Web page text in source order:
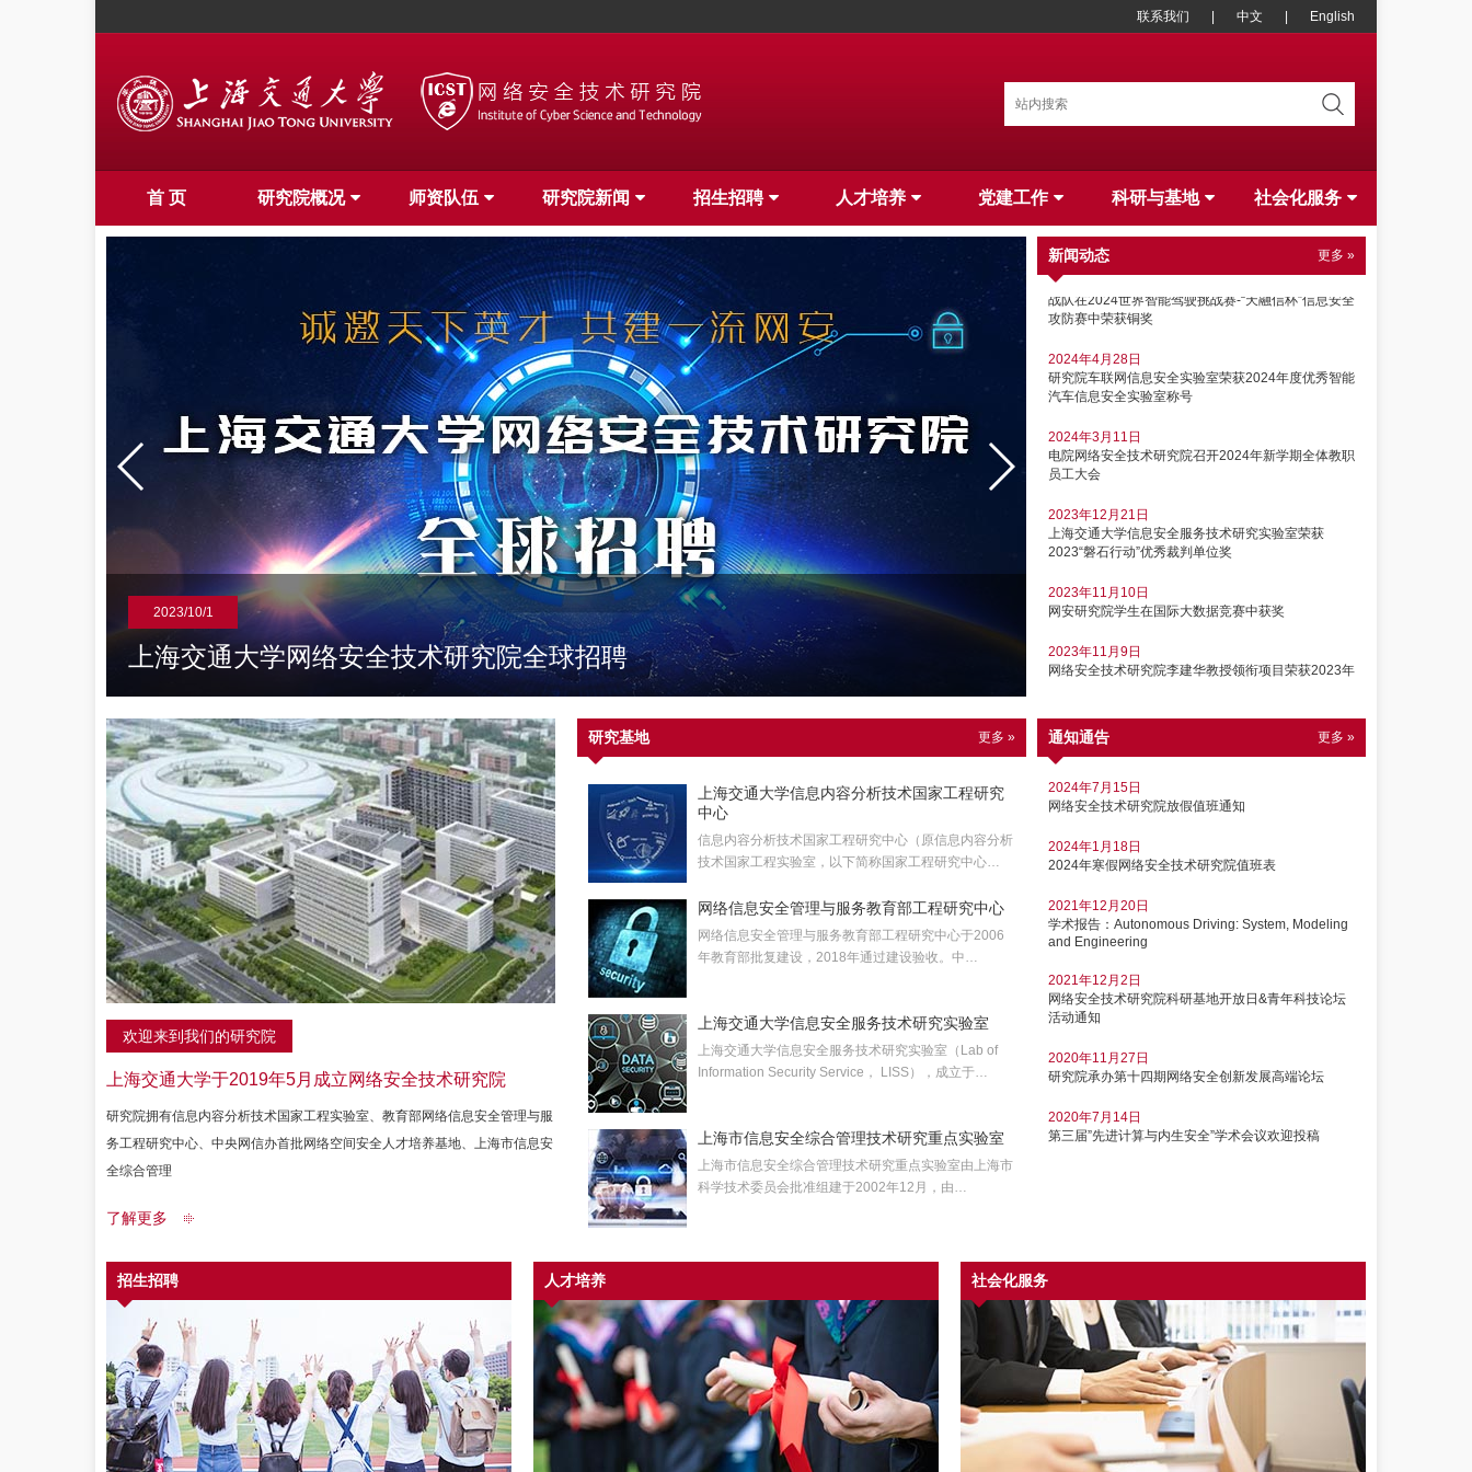
English
中文
联系我们
首 页 研究院概况 师资队伍 研究院新闻 招生招聘 人才培养 党建工作 科研与基地 社会化服务
2023/10/1
上海交通大学网络安全技术研究院全球招聘
上海市专业技术人员继续教育基
障局批准立项授牌
新闻动态 更多 »
2024年7月15日
上海交通大学网络空间安全实践工作站2024级开学典
2024年7月10日
战队在2024世界智能驾驶挑战赛-“天融信杯”信息安全
攻防赛中荣获铜奖
研究院车联网信息安全实验室荣获2024年度优秀智能
汽车信息安全实验室称号
电院网络安全技术研究院召开2024年新学期全体教职
员工大会
上海交通大学信息安全服务技术研究实验室荣获
2023“磐石行动”优秀裁判单位奖
网安研究院学生在国际大数据竞赛中获奖
网络安全技术研究院李建华教授领衔项目荣获2023年
世界互联网大会领先科技奖
2023年6月3日
网络安全技术研究院2024级研究生优秀生源选拔活动
即将开始
2023年5月27日
研究院5月开展系列凝聚力活动
2023年5月22日
网络安全技术研究院开展丰富多彩的“工会”活动
2023年5月15日
网络安全技术研究院召开“大思政课程建设促进学生身
心健康发展”教学工作研讨会
2023年2月27日
电院网络安全技术研究院召开青年教师座谈会
2022年11月21日
党建与科研同谋划、同部署、同推进
网络安全技术研究院党支部在张江科学园举行主题党
2022年9月26日
·车联网安全赛亚军
2022年7月14日
上海交通大学网络空间安全实践工作站 2022级开学
典礼线上召开
2021年12月17日
上海市青少年科学创新实践工作站--上海交通大学网
络空间安全实践工作站圆满完成2021年度工作
2021年12月6日
欢迎来到我们的研究院
上海交通大学于2019年5月成立网络安全技术研究院
研究院拥有信息内容分析技术国家工程实验室、教育部网络信息安全管理与服
务工程研究中心、中央网信办首批网络空间安全人才培养基地、上海市信息安
全综合管理
了解更多
研究基地 更多 »
上海交通大学信息内容分析技术国家工程研究
中心
信息内容分析技术国家工程研究中心（原信息内容分析
技术国家工程实验室，以下简称国家工程研究中心…
网络信息安全管理与服务教育部工程研究中心
网络信息安全管理与服务教育部工程研究中心于2006
年教育部批复建设，2018年通过建设验收。中…
上海交通大学信息安全服务技术研究实验室
上海交通大学信息安全服务技术研究实验室（Lab of
Information Security Service， LISS），成立于…
上海市信息安全综合管理技术研究重点实验室
上海市信息安全综合管理技术研究重点实验室由上海市
科学技术委员会批准组建于2002年12月，由…
通知通告 更多 »
2024年7月15日
网络安全技术研究院放假值班通知
2024年1月18日
2024年寒假网络安全技术研究院值班表
2021年12月20日
学术报告：Autonomous Driving: System, Modeling
and Engineering
2021年12月2日
网络安全技术研究院科研基地开放日&青年科技论坛
活动通知
2020年11月27日
研究院承办第十四期网络安全创新发展高端论坛
2020年7月14日
第三届”先进计算与内生安全”学术会议欢迎投稿
招生招聘 人才培养 社会化服务